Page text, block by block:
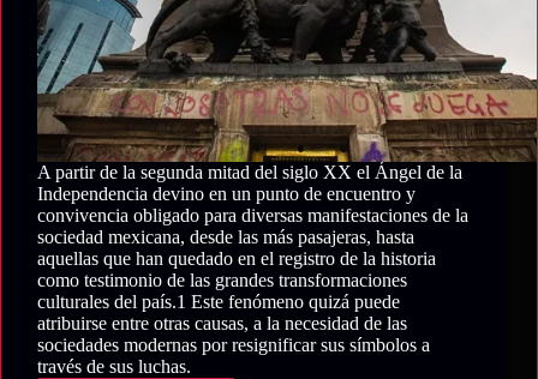
Sandunga
A partir de la segunda mitad del siglo XX el Ángel de la
Independencia devino en un punto de encuentro y
convivencia obligado para diversas manifestaciones de la
sociedad mexicana, desde las más pasajeras, hasta
aquellas que han quedado en el registro de la historia
como testimonio de las grandes transformaciones
culturales del país.1 Este fenómeno quizá puede
atribuirse entre otras causas, a la necesidad de las
sociedades modernas por resignificar sus símbolos a
través de sus luchas.